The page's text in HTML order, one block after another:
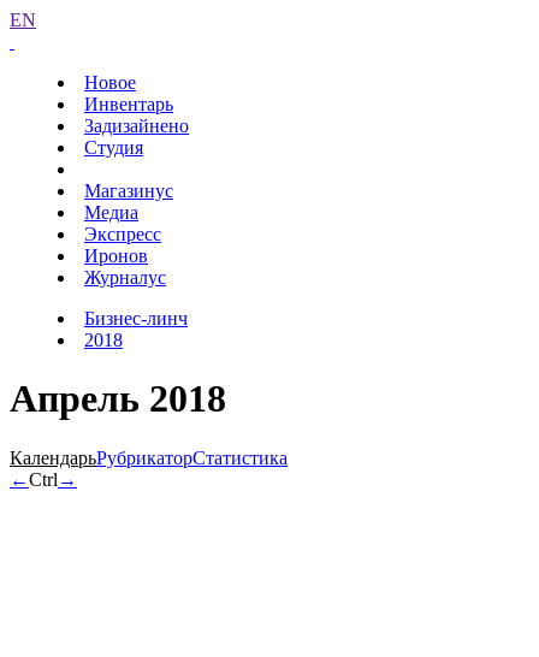
EN
Новое
Инвентарь
Задизайнено
Студия
Магазинус
Медиа
Экспресс
Иронов
Журналус
Бизнес-линч
2018
Апрель 2018
КалендарьРубрикаторСтатистика
←Ctrl →